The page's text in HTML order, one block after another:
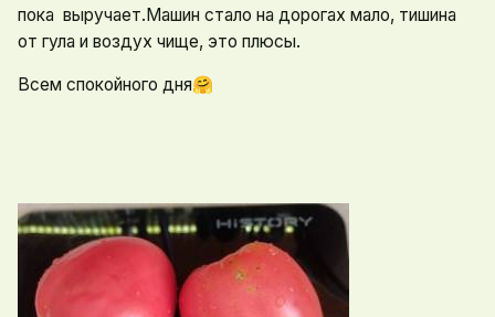
пока выручает.Машин стало на дорогах мало, тишина
от гула и воздух чище, это плюсы.
Всем спокойного дня🤗